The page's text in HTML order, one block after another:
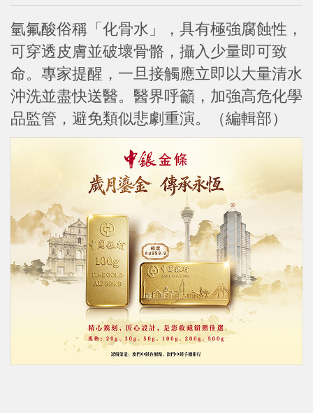
氫氟酸俗稱「化骨水」，具有極強腐蝕性，
可穿透皮膚並破壞骨骼，攝入少量即可致
命。專家提醒，一旦接觸應立即以大量清水
沖洗並盡快送醫。醫界呼籲，加強高危化學
品監管，避免類似悲劇重演。（編輯部）